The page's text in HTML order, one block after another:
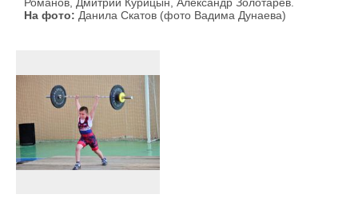
Романов, Дмитрий Курицын, Александр Золотарёв.
На фото: Данила Скатов (фото Вадима Дунаева)